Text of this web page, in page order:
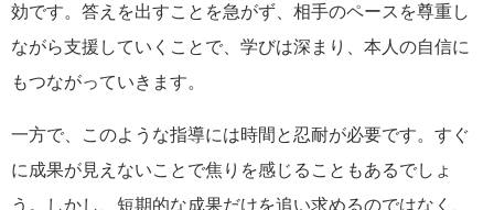
効です。答えを出すことを急がず、相手のペースを尊重し
ながら支援していくことで、学びは深まり、本人の自信に
もつながっていきます。
一方で、このような指導には時間と忍耐が必要です。すぐ
に成果が見えないことで焦りを感じることもあるでしょ
う。しかし、短期的な成果だけを追い求めるのではなく、